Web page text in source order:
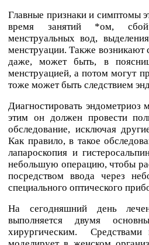
Главные признаки и симптомы
время занятий *ом, сбой
менструальных вод,
менструации. Также
даже, может быть, в
менструацией, а потом могут
тоже может быть следствием
Диагностировать эндометриоз
этим он должен провести
обследование, исключая
Как правило, в такое
лапароскопия и
небольшую операцию, чтобы
посредством ввода через
специального оптического
На сегодняшний день
выполняется двумя
хирургическим. Средствами